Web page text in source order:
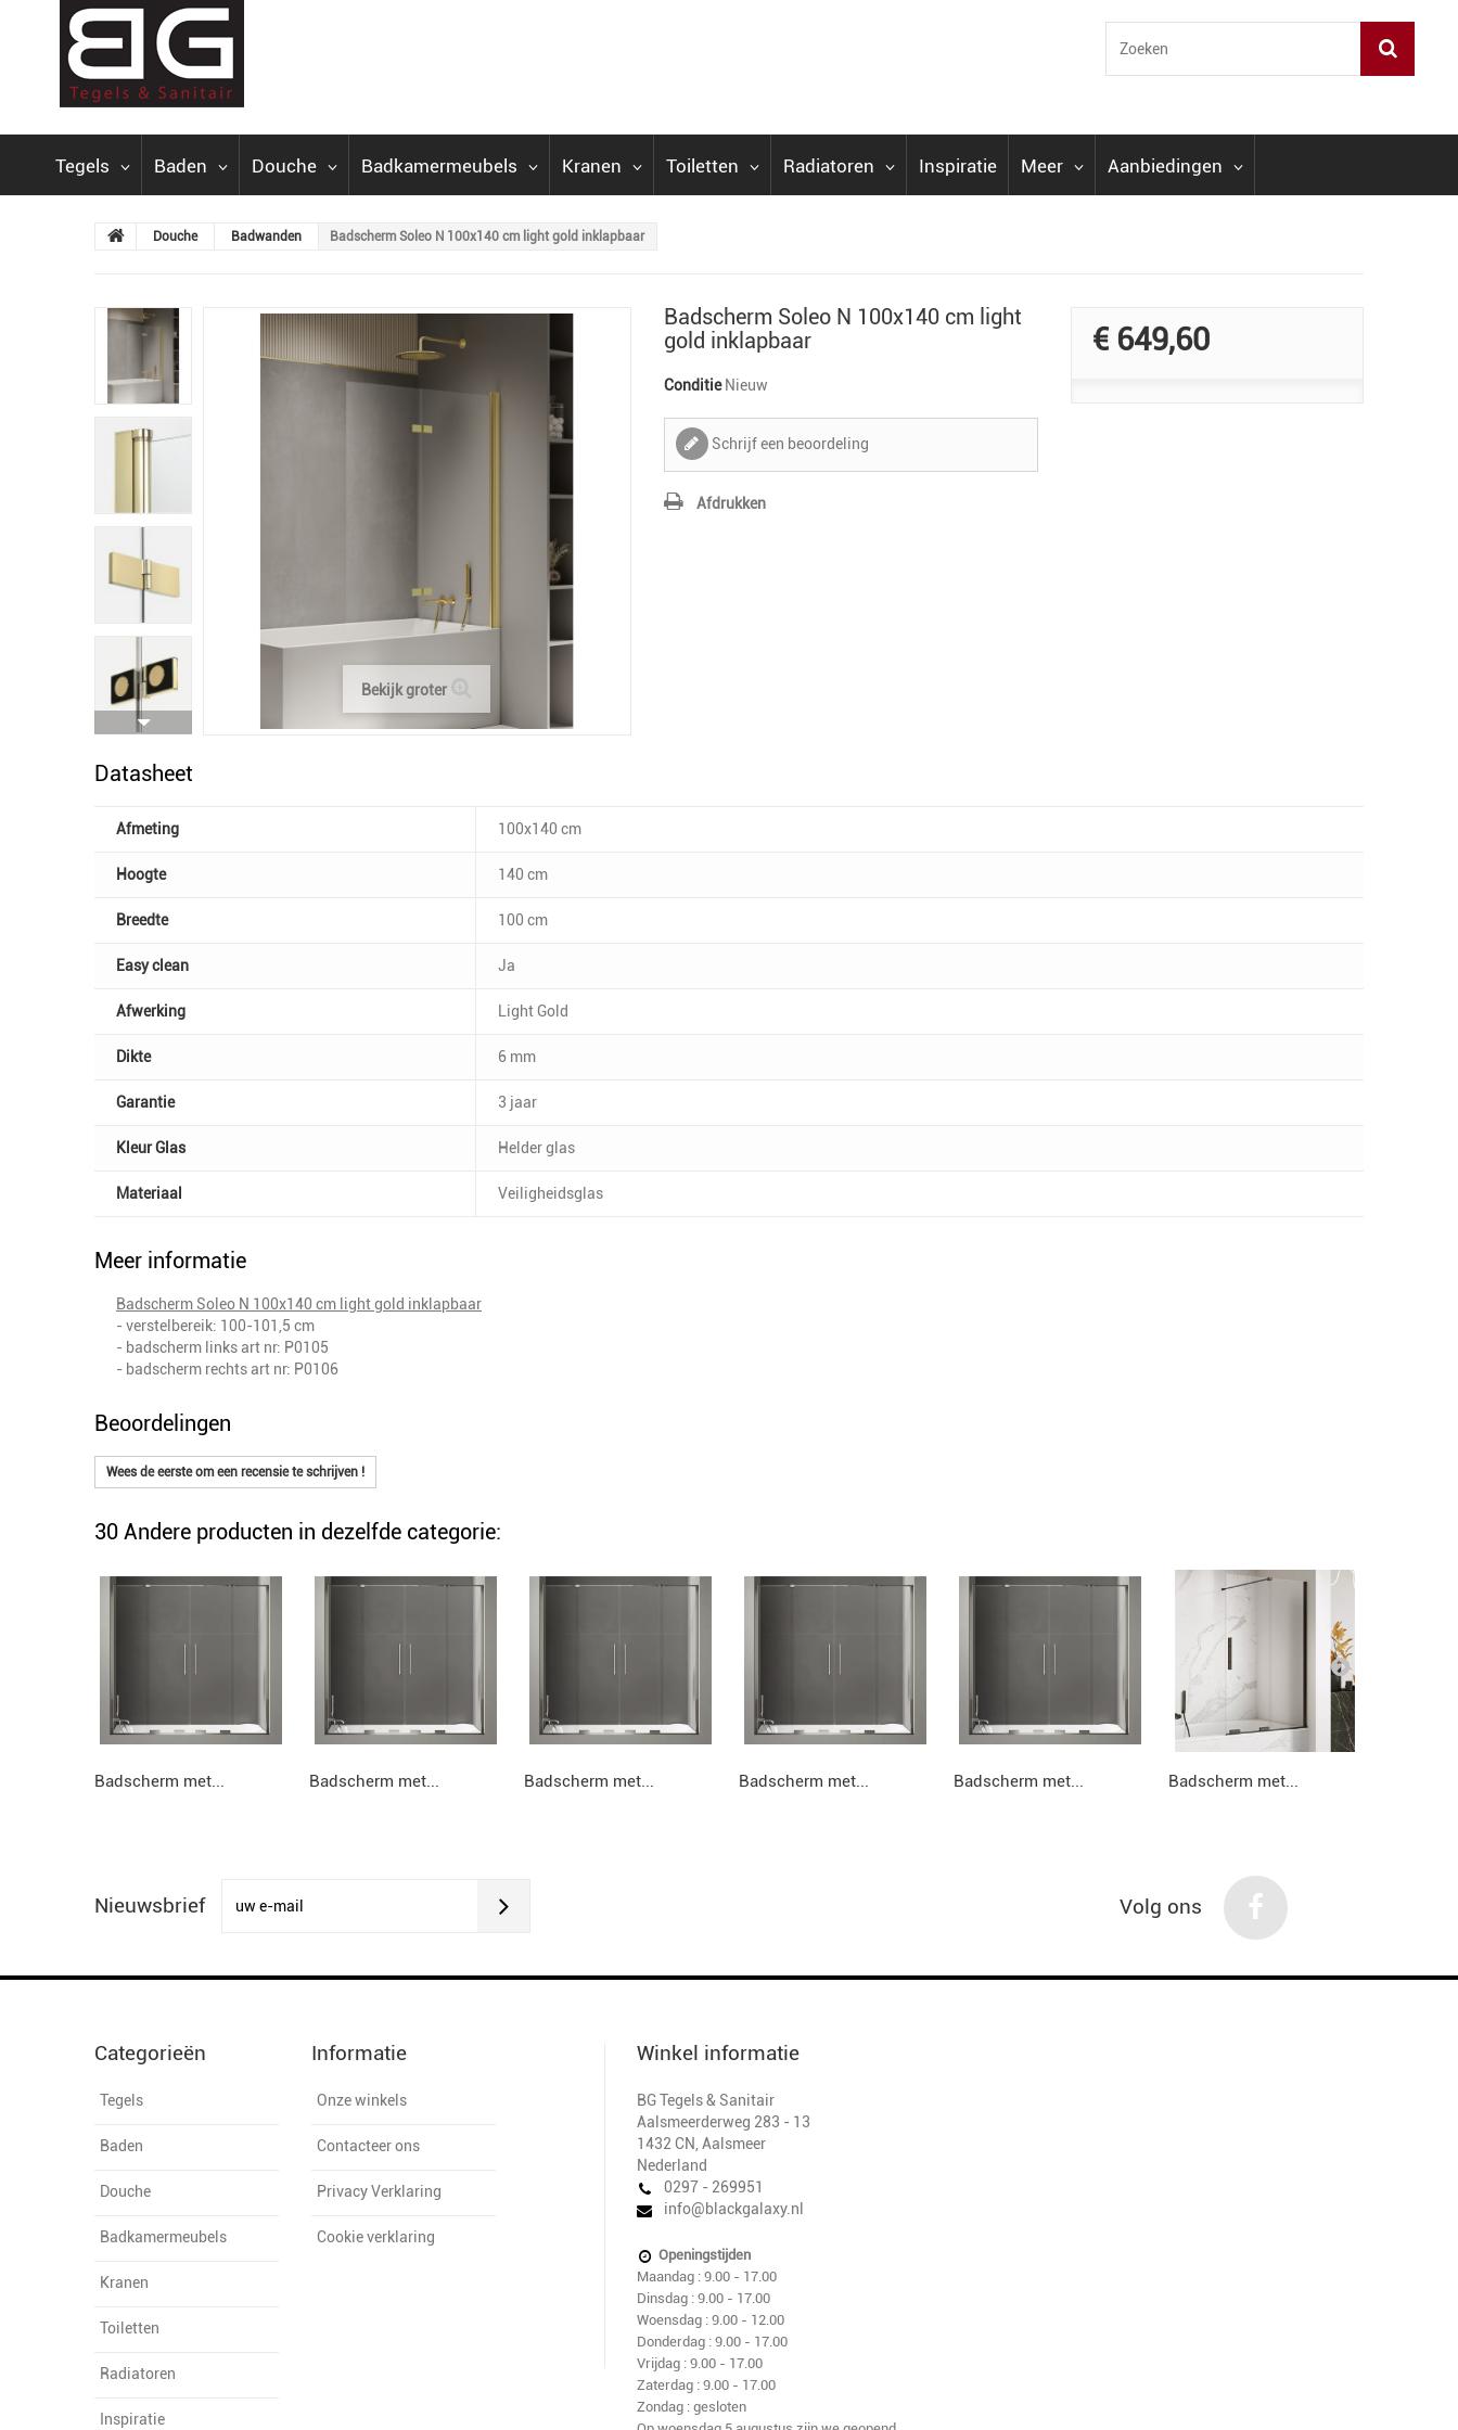
Tegels Baden Douche Badkamermeubels Kranen Toiletten Radiatoren Inspiratie Meer Aanbiedingen
Douche Badwanden Badscherm Soleo N 100x140 cm light gold inklapbaar
Bekijk groter
Badscherm Soleo N 100x140 cm light
gold inklapbaar
Conditie Nieuw
Schrijf een beoordeling
Afdrukken
€ 649,60
Datasheet
Afmeting 100x140 cm
Hoogte 140 cm
Breedte 100 cm
Easy clean Ja
Afwerking Light Gold
Dikte 6 mm
Garantie 3 jaar
Kleur Glas Helder glas
Materiaal Veiligheidsglas
Meer informatie
Badscherm Soleo N 100x140 cm light gold inklapbaar
- verstelbereik: 100-101,5 cm
- badscherm links art nr: P0105
- badscherm rechts art nr: P0106
Beoordelingen
Wees de eerste om een recensie te schrijven !
30 Andere producten in dezelfde categorie:
Badscherm met... Badscherm met... Badscherm met... Badscherm met... Badscherm met... Badscherm met...
Nieuwsbrief Volg ons
Categorieën
Tegels
Baden
Douche
Badkamermeubels
Kranen
Toiletten
Radiatoren
Inspiratie
Informatie
Onze winkels
Contacteer ons
Privacy Verklaring
Cookie verklaring
Winkel informatie
BG Tegels & Sanitair
Aalsmeerderweg 283 - 13
1432 CN Aalsmeer
Nederland
0297 - 269951
info@blackgalaxy.nl
Openingstijden
Maandag : 9.00 - 17.00
Dinsdag : 9.00 - 17.00
Woensdag : 9.00 - 12.00
Donderdag : 9.00 - 17.00
Vrijdag : 9.00 - 17.00
Zaterdag : 9.00 - 17.00
Zondag : gesloten